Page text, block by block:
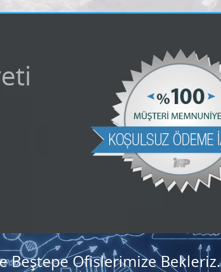
Beştepe Ofislerimize Bekleriz.